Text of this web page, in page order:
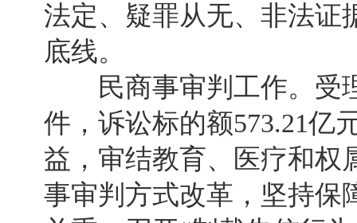
法定、疑罪从无、非法证
底线。
民商事审判工作。受理
件，诉讼标的额573.21亿
益，审结教育、医疗和权
事审判方式改革，坚持保